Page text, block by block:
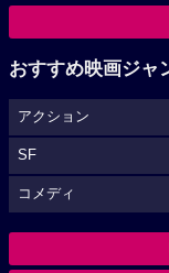
おすすめ映画ジャ
アクション
SF
コメディ